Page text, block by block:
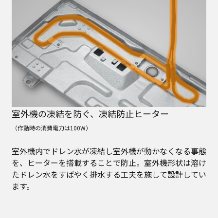
室外機の凍結を防ぐ、凍結防止ヒーター
（作動時の消費電力は100W）
室外機内でドレン水が凍結し室外機が動かなくなる事態
を、ヒーターを搭載することで防止。室外機形状は溶け
たドレン水をすばやく排水する工夫を施して設計してい
ます。